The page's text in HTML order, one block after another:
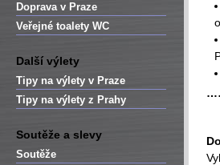
Doprava v Praze
Veřejné toalety WC
Další výlety
Tipy na výlety v Praze
Tipy na výlety z Prahy
Soutěže a slevy
Soutěže